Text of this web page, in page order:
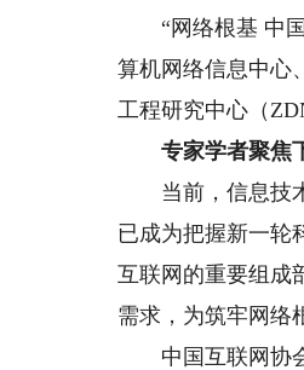
“网络根基 中国
算机网络信息中心
工程研究中心（
专家学者聚焦
当前，信息技术
已成为把握新一轮
互联网的重要组成
需求，为筑牢网络
中国互联网协会